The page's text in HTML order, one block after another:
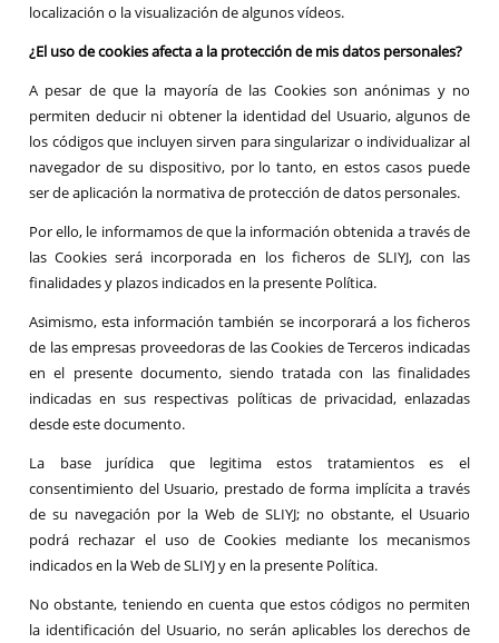
localización o la visualización de algunos vídeos.
¿El uso de cookies afecta a la protección de mis datos personales?
A pesar de que la mayoría de las Cookies son anónimas y no
permiten deducir ni obtener la identidad del Usuario, algunos de
los códigos que incluyen sirven para singularizar o individualizar al
navegador de su dispositivo, por lo tanto, en estos casos puede
ser de aplicación la normativa de protección de datos personales.
Por ello, le informamos de que la información obtenida a través de
las Cookies será incorporada en los ficheros de SLIYJ, con las
finalidades y plazos indicados en la presente Política.
Asimismo, esta información también se incorporará a los ficheros
de las empresas proveedoras de las Cookies de Terceros indicadas
en el presente documento, siendo tratada con las finalidades
indicadas en sus respectivas políticas de privacidad, enlazadas
desde este documento.
La base jurídica que legitima estos tratamientos es el
consentimiento del Usuario, prestado de forma implícita a través
de su navegación por la Web de SLIYJ; no obstante, el Usuario
podrá rechazar el uso de Cookies mediante los mecanismos
indicados en la Web de SLIYJ y en la presente Política.
No obstante, teniendo en cuenta que estos códigos no permiten
la identificación del Usuario, no serán aplicables los derechos de